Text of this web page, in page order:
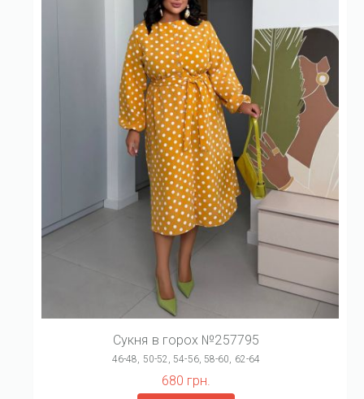
Сукня в горох №257795
46-48, 50-52, 54-56, 58-60, 62-64
680 грн.